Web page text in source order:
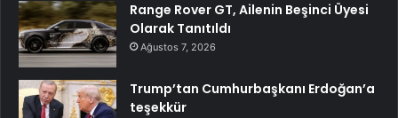
Range Rover GT, Ailenin Beşinci Üyesi
Olarak Tanıtıldı
Ağustos 7, 2026
Trump’tan Cumhurbaşkanı Erdoğan’a
teşekkür